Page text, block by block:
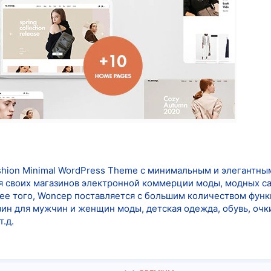
Minimal WordPress Theme с минимальным и
своих магазинов электронной коммерции моды, модных
того, Woncep поставляется с большим количеством
для мужчин и женщин моды, детская одежда, обувь,